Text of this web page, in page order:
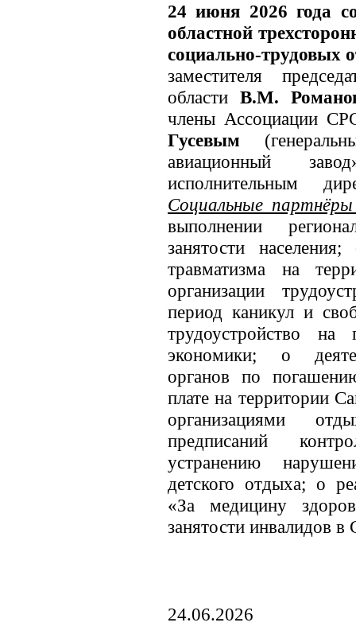
24 июня 2026 года
областной
социально-трудовых
заместителя
области В.М.
члены Ассоциации
Гусевым
авиационный
исполнительным
Социальные
выполнении
занятости
травматизма на
организации
период каникул и
трудоустройство на
экономики; о
органов по
плате на территории
организациями
предписаний
устранению
детского отдыха; о
«За медицину
занятости инвалидов в
24.06.2026